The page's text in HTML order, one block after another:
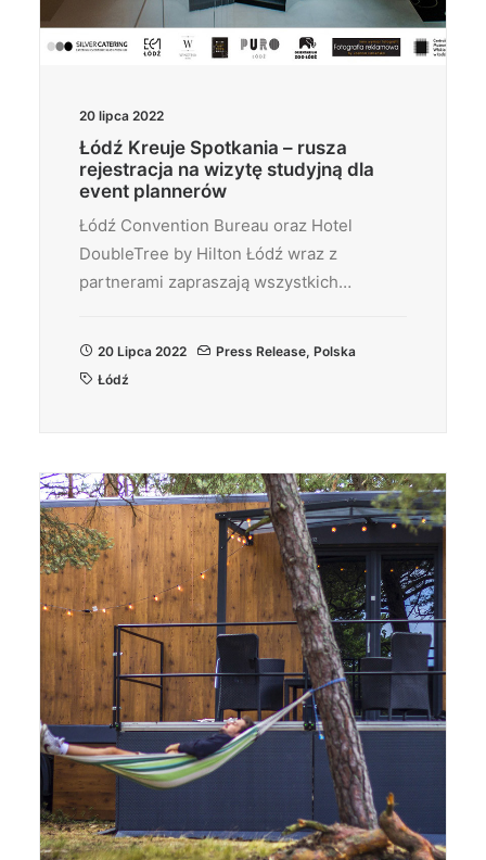
20 lipca 2022
Łódź Kreuje Spotkania – rusza
rejestracja na wizytę studyjną dla
event plannerów
Łódź Convention Bureau oraz Hotel
DoubleTree by Hilton Łódź wraz z
partnerami zapraszają wszystkich…
20 Lipca 2022 Press Release, Polska
Łódź